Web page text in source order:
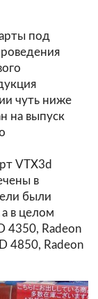
под
чуть ниже
на выпуск
VTX3d
в
были
в целом
4350, Radeon
4850, Radeon